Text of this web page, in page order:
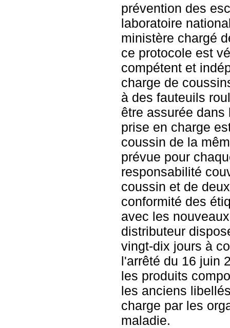
prévention des
laboratoire
ministère chargé
ce protocole est
compétent et
charge de
à des fauteuils
être assurée
prise en charge
coussin de la
prévue pour
responsabilité
coussin et de
conformité des
avec les
distributeur
vingt-dix jours à
l'arrêté du 16 juin
les produits
les anciens
charge par les
maladie.